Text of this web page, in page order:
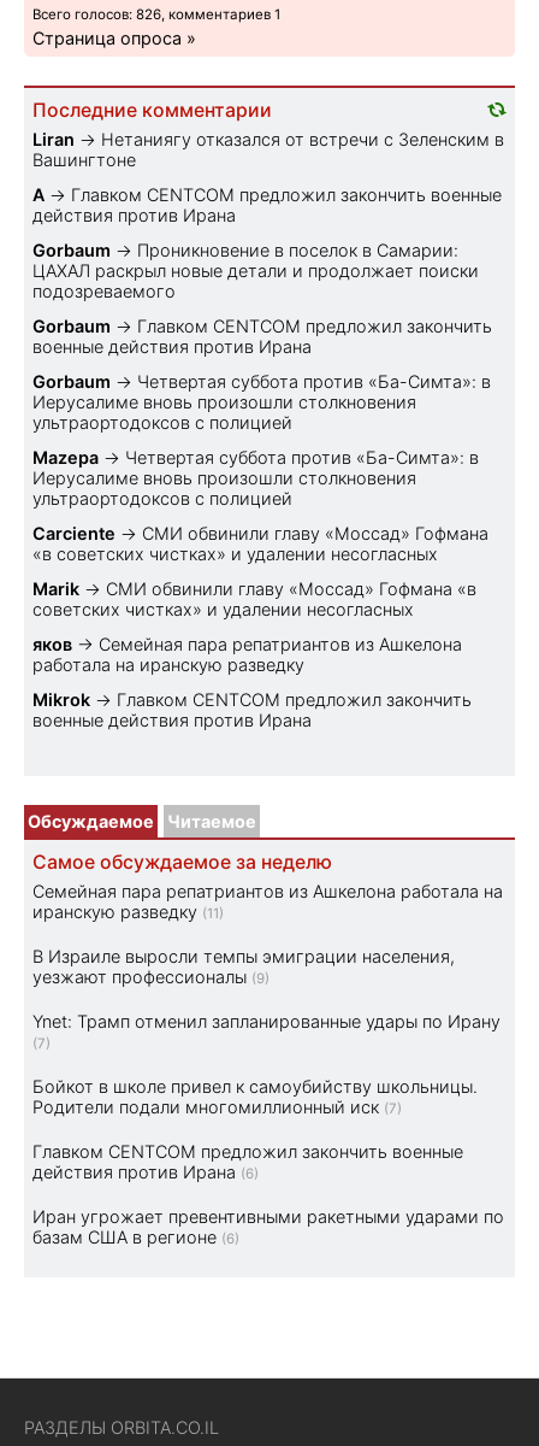
Всего голосов: 826, комментариев 1
Страница опроса »
Последние комментарии
Liran → Нетаниягу отказался от встречи с Зеленским в
Вашингтоне
A → Главком CENTCOM предложил закончить военные
действия против Ирана
Gorbaum → Проникновение в поселок в Самарии:
ЦАХАЛ раскрыл новые детали и продолжает поиски
подозреваемого
Gorbaum → Главком CENTCOM предложил закончить
военные действия против Ирана
Gorbaum → Четвертая суббота против «Ба-Симта»: в
Иерусалиме вновь произошли столкновения
ультраортодоксов с полицией
Mazepa → Четвертая суббота против «Ба-Симта»: в
Иерусалиме вновь произошли столкновения
ультраортодоксов с полицией
Carciente → СМИ обвинили главу «Моссад» Гофмана
«в советских чистках» и удалении несогласных
Marik → СМИ обвинили главу «Моссад» Гофмана «в
советских чистках» и удалении несогласных
яков → Семейная пара репатриантов из Ашкелона
работала на иранскую разведку
Mikrok → Главком CENTCOM предложил закончить
военные действия против Ирана
Обсуждаемое Читаемое
Самое обсуждаемое за неделю
Семейная пара репатриантов из Ашкелона работала на
иранскую разведку (11)
В Израиле выросли темпы эмиграции населения,
уезжают профессионалы (9)
Ynet: Трамп отменил запланированные удары по Ирану
(7)
Бойкот в школе привел к самоубийству школьницы.
Родители подали многомиллионный иск (7)
Главком CENTCOM предложил закончить военные
действия против Ирана (6)
Иран угрожает превентивными ракетными ударами по
базам США в регионе (6)
РАЗДЕЛЫ ORBITA.CO.IL